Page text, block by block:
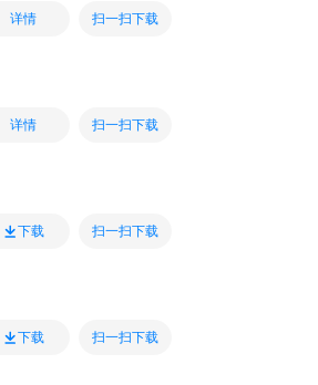
详情 扫一扫下载
详情 扫一扫下载
下载 扫一扫下载
下载 扫一扫下载